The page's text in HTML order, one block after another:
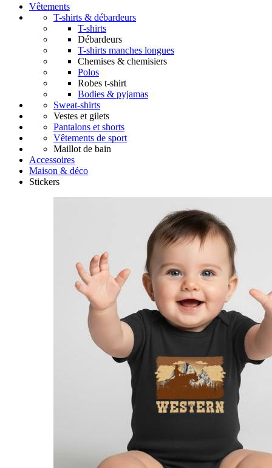
Vêtements
T-shirts & débardeurs
T-shirts
Débardeurs
T-shirts manches longues
Chemises & chemisiers
Polos
Robes t-shirt
Bodies & pyjamas
Sweat-shirts
Vestes et gilets
Pantalons et shorts
Vêtements de sport
Maillot de bain
Accessoires
Maison & déco
Stickers